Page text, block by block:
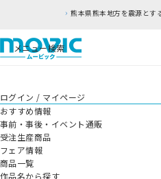
熊本県熊本地方を震源とする地震の影響
メニュー検索
ログイン / マイページ
おすすめ情報
事前・事後・イベント通販
受注生産商品
フェア情報
商品一覧
作品名から探す